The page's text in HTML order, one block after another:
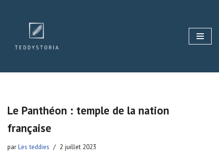
contenu
Le Panthéon : temple de la nation
française
parLes teddies 2 juillet 2023